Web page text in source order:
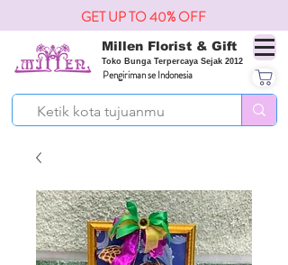
Millen Florist & Gift
Toko Bunga Terpercaya Sejak 2012
Pengiriman se Indonesia
GET UP TO 40% OFF